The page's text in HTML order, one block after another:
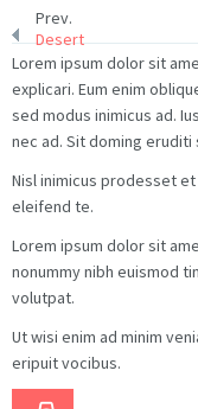
Prev.
Desert
Lorem ipsum dolor sit
explicari. Eum enim
sed modus inimicus ad.
nec ad. Sit doming eruditi
Nisl inimicus prodesset
eleifend te.
Lorem ipsum dolor sit
nonummy nibh euismod
volutpat.
Ut wisi enim ad minim
eripuit vocibus.